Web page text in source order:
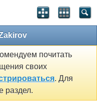
почитать
своих
. Для
раздел.